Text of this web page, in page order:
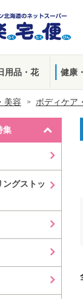
用品・花 健康
美容 ボディケア
集
グストッ